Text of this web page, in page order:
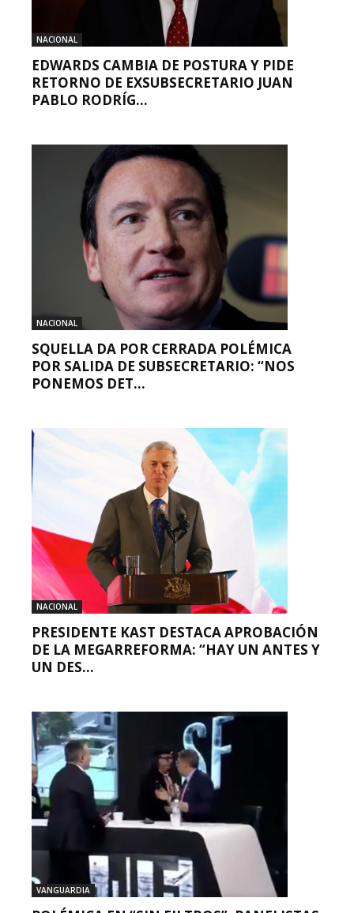
NACIONAL
EDWARDS CAMBIA DE POSTURA Y PIDE
RETORNO DE EXSUBSECRETARIO JUAN
PABLO RODRÍG...
NACIONAL
SQUELLA DA POR CERRADA POLÉMICA
POR SALIDA DE SUBSECRETARIO: “NOS
PONEMOS DET...
NACIONAL
PRESIDENTE KAST DESTACA APROBACIÓN
DE LA MEGARREFORMA: “HAY UN ANTES Y
UN DES...
VANGUARDIA